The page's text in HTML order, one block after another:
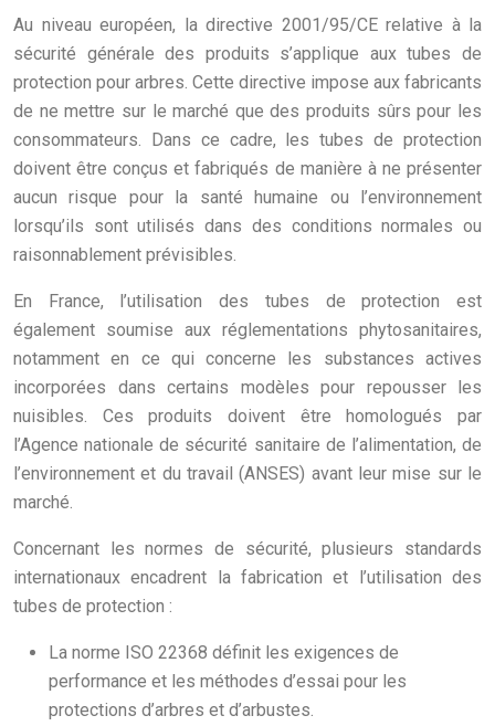
Au niveau européen, la directive 2001/95/CE relative à la
sécurité générale des produits s’applique aux tubes de
protection pour arbres. Cette directive impose aux fabricants
de ne mettre sur le marché que des produits sûrs pour les
consommateurs. Dans ce cadre, les tubes de protection
doivent être conçus et fabriqués de manière à ne présenter
aucun risque pour la santé humaine ou l’environnement
lorsqu’ils sont utilisés dans des conditions normales ou
raisonnablement prévisibles.
En France, l’utilisation des tubes de protection est
également soumise aux réglementations phytosanitaires,
notamment en ce qui concerne les substances actives
incorporées dans certains modèles pour repousser les
nuisibles. Ces produits doivent être homologués par
l’Agence nationale de sécurité sanitaire de l’alimentation, de
l’environnement et du travail (ANSES) avant leur mise sur le
marché.
Concernant les normes de sécurité, plusieurs standards
internationaux encadrent la fabrication et l’utilisation des
tubes de protection :
La norme ISO 22368 définit les exigences de
performance et les méthodes d’essai pour les
protections d’arbres et d’arbustes.